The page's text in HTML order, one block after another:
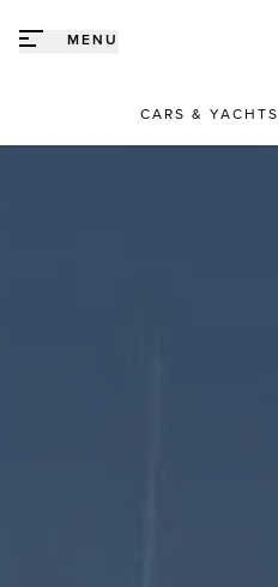
MENU
CARS & YACHTS